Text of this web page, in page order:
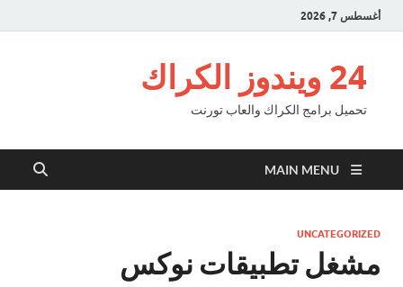
أغسطس 7, 2026
24 ويندوز الكراك
تحميل برامج الكراك والعاب تورنت
MAIN MENU
UNCATEGORIZED
مشغل تطبيقات نوكس